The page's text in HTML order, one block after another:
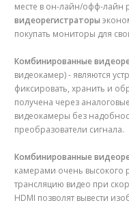
месте в он-лайн/офф-лайн
видеорегистраторы
покупать мониторы для
Комбинированные
видеокамер) - являются
фиксировать, хранить и
получена через
видеокамеры без
преобразователи сигнала.
Комбинированные
камерами очень высокого
трансляцию видео при
HDMI позволят вывести